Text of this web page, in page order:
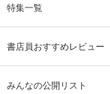
特集一覧
書店員おすすめレビュー
みんなの公開リスト